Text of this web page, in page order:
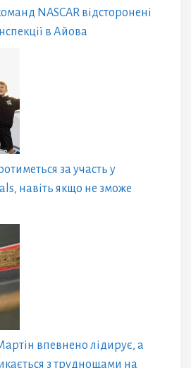
NASCAR відсторонені
в Айова
за участь у
навіть якщо не зможе
впевнено лідирує, а
з труднощами на